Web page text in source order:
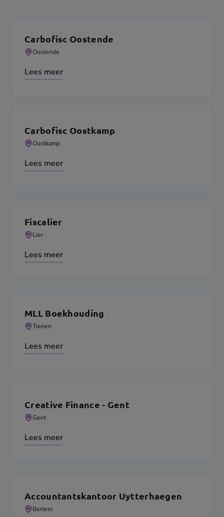
Carbofisc Oostende
Oostende
Lees meer
Carbofisc Oostkamp
Oostkamp
Lees meer
Fiscalier
Lier
Lees meer
MLL Boekhouding
Tienen
Lees meer
Creative Finance - Gent
Gent
Lees meer
Accountantskantoor Uytterhaegen
Bertem